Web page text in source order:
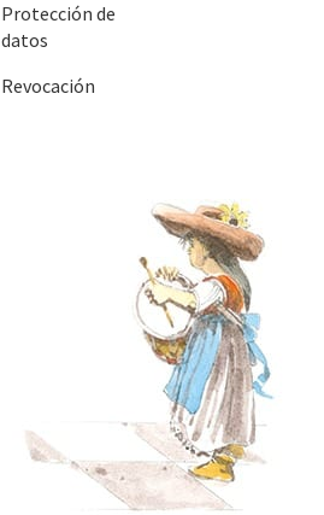
Protección de
datos
Revocación